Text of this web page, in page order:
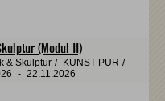
(Modul II)
& Skulptur / KUNST PUR /
- 22.11.2026